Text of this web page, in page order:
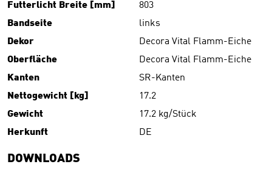
Futterlicht Breite [mm]
803
Bandseite
links
Dekor
Decora Vital Flamm-Eiche
Oberfläche
Decora Vital Flamm-Eiche
Kanten
SR-Kanten
Nettogewicht [kg]
17.2
Gewicht
17.2 kg/Stück
Herkunft
DE
DOWNLOADS